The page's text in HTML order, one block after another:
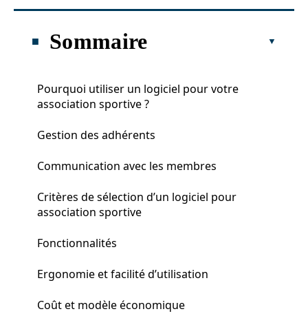
Sommaire
Pourquoi utiliser un logiciel pour votre
association sportive ?
Gestion des adhérents
Communication avec les membres
Critères de sélection d’un logiciel pour
association sportive
Fonctionnalités
Ergonomie et facilité d’utilisation
Coût et modèle économique